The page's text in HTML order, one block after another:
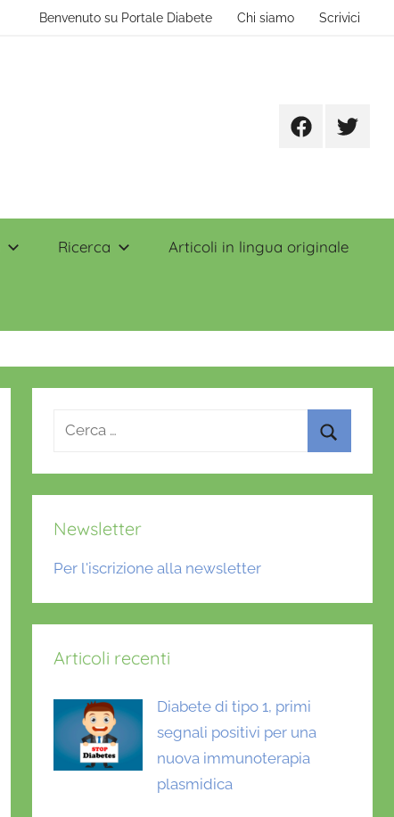
Benvenuto su Portale Diabete Chi siamo Scrivici
FacebookTwitter
Ricerca Articoli in lingua originale
Ricerca
Newsletter
Per l'iscrizione alla newsletter
Articoli recenti
Diabete di tipo 1, primi
segnali positivi per una
nuova immunoterapia
plasmidica